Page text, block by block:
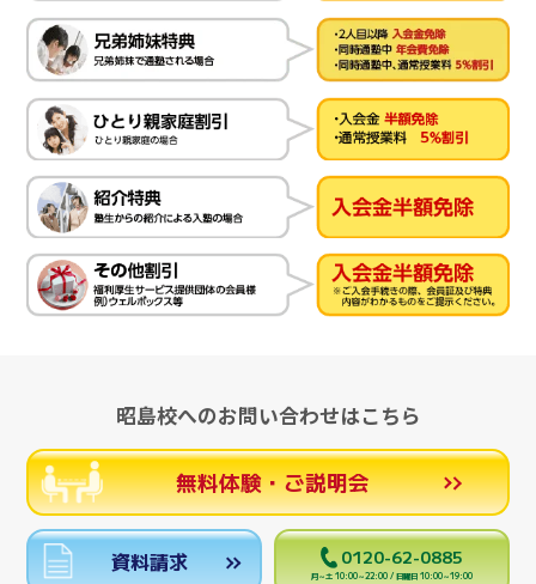
昭島校へのお問い合わせはこちら
無料体験・ご説明会
資料請求 0120-62-0885
月～土 10:00～22:00 / 日曜日 10:00～19:00